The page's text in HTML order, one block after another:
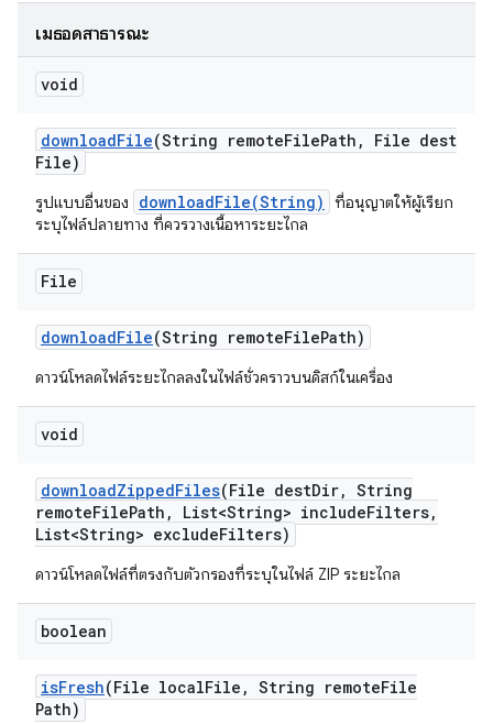
เมธอดสาธารณะ
void
downloadFile(String remoteFilePath ,
File dest
File)
รูปแบบอื่นของ downloadFile(String)
ที่อนุญาตให้ผู้เรียก
ระบุไฟล์ปลายทาง ที่ควรวางเนื้อหาระยะไกล
File
downloadFile(String remoteFilePath)
ดาวน์โหลดไฟล์ระยะไกลลงในไฟล์ชั่วคราวบนดิสก์ในเครื่อง
void
downloadZippedFiles(File destDir, String
remoteFilePath , List<String> includeFilters,
List<String> excludeFilters)
ดาวน์โหลดไฟล์ที่ตรงกับตัวกรองที่ระบุในไฟล์ ZIP ระยะไกล
boolean
isFresh(File localFile , String remoteFile
Path)